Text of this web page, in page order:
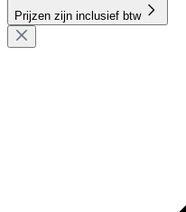
Prijzen zijn inclusief btw